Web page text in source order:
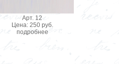
Арт. 12
Цена: 250 руб.
подробнее